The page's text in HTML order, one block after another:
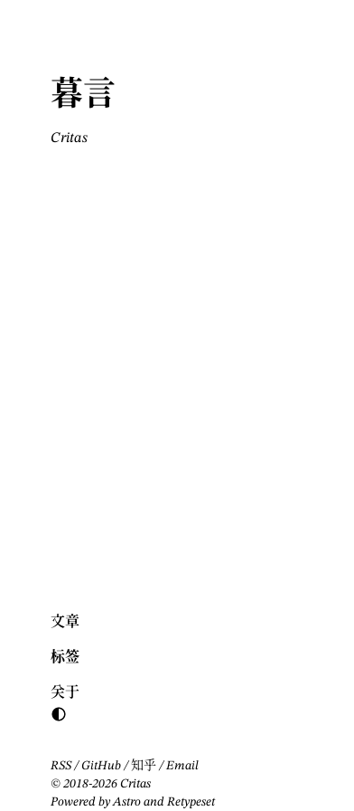
暮言
Critas
文章
标签
关于
RSS/GitHub /知乎 /Email
© 2018-2026 Critas
Powered byAstro and Retypeset